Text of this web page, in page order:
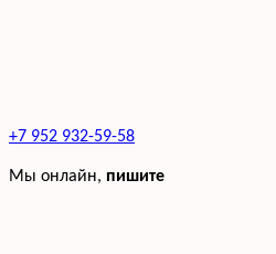
+7 952 932-59-58
Мы онлайн, пишите